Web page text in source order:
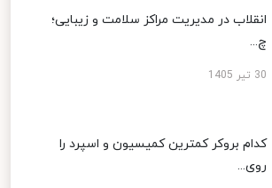
انقلاب در مدیریت مراکز سلامت و زیبایی؛
چ...
30 تیر 1405
کدام بروکر کمترین کمیسیون و اسپرد را
روی...